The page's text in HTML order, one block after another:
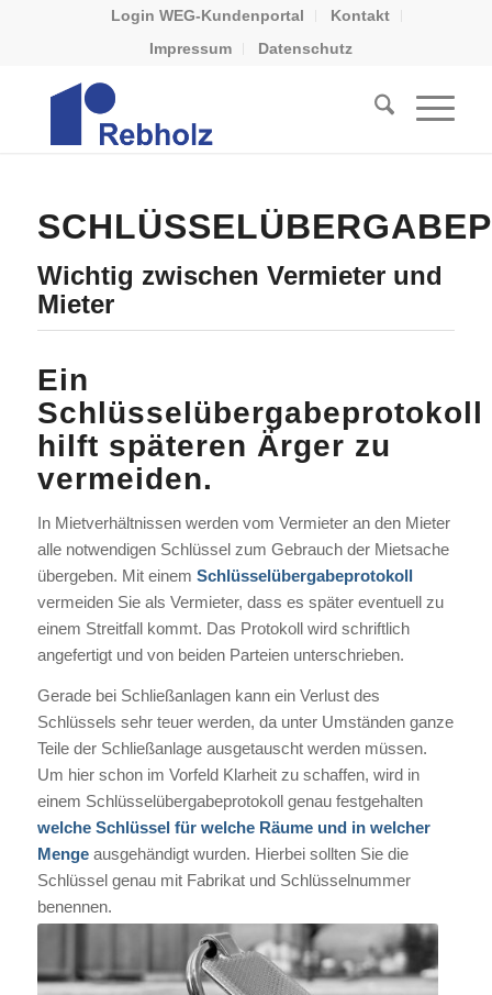
Login WEG-Kundenportal
Kontakt
Impressum
Datenschutz
Wichtig zwischen Vermieter und
Mieter
Ein
Schlüsselübergabeprotokoll
hilft späteren Ärger zu
vermeiden.
In Mietverhältnissen werden vom Vermieter an den Mieter
alle notwendigen Schlüssel zum Gebrauch der Mietsache
übergeben. Mit einem Schlüsselübergabeprotokoll
vermeiden Sie als Vermieter, dass es später eventuell zu
einem Streitfall kommt. Das Protokoll wird schriftlich
angefertigt und von beiden Parteien unterschrieben.
Gerade bei Schließanlagen kann ein Verlust des
Schlüssels sehr teuer werden, da unter Umständen ganze
Teile der Schließanlage ausgetauscht werden müssen.
Um hier schon im Vorfeld Klarheit zu schaffen, wird in
einem Schlüsselübergabeprotokoll genau festgehalten
welche Schlüssel für welche Räume und in welcher
Mengeausgehändigt wurden. Hierbei sollten Sie die
Schlüssel genau mit Fabrikat und Schlüsselnummer
benennen.